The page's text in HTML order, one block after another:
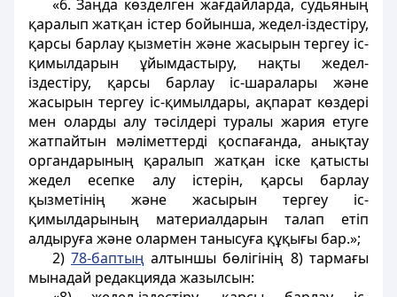
«6. Заңда көзделген жағдайларда, судьяның
қаралып жатқан істер бойынша, жедел-іздестіру,
қарсы барлау қызметін және жасырын тергеу іс-
қимылдарын ұйымдастыру, нақты жедел-
іздестіру, қарсы барлау іс-шаралары және
жасырын тергеу іс-қимылдары, ақпарат көздері
мен оларды алу тәсілдері туралы жария етуге
жатпайтын мәліметтерді қоспағанда, анықтау
органдарының қаралып жатқан іске қатысты
жедел есепке алу істерін, қарсы барлау
қызметінің және жасырын тергеу іс-
қимылдарының материалдарын талап етіп
алдыруға және олармен танысуға құқығы бар.»;
2) 78-баптың алтыншы бөлігінің 8) тармағы
мынадай редакцияда жазылсын: